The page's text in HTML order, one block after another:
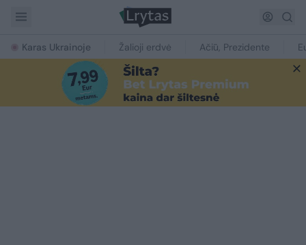
Karas Ukrainoje Žalioji erdvė Ačiū, Prezidente